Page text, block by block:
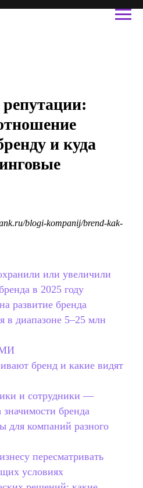
и куда
blogi-kompanij/brend-kak-
или увеличили
в 2025 году
развитие бренда
в диапазоне 5–25 млн
бренд и какие видят
и сотрудники —
бренда
для компаний разного
пересматривать
условиях